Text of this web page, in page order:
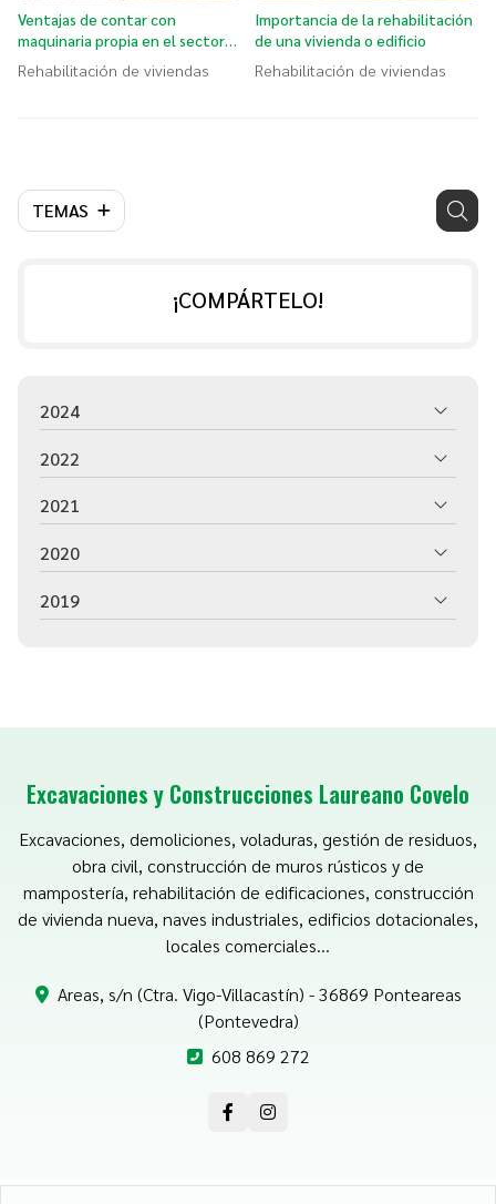
TEMAS
Ventajas de contar con
maquinaria propia en el sector
de la construcción
Rehabilitación de viviendas
Importancia de la rehabilitación
de una vivienda o edificio
Rehabilitación de viviendas
¡COMPÁRTELO!
2024
2022
2021
2020
2019
Excavaciones y Construcciones Laureano Covelo
Excavaciones, demoliciones, voladuras, gestión de residuos,
obra civil, construcción de muros rústicos y de
mampostería, rehabilitación de edificaciones, construcción
de vivienda nueva, naves industriales, edificios dotacionales,
locales comerciales...
Areas, s/n (Ctra. Vigo-Villacastín) - 36869 Ponteareas
(Pontevedra)
608 869 272